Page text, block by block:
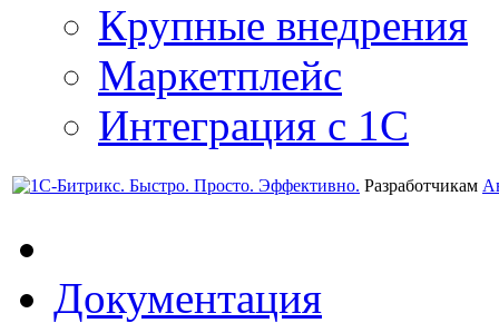
Крупные внедрения
Маркетплейс
Интеграция с 1С
Разработчикам
Документация